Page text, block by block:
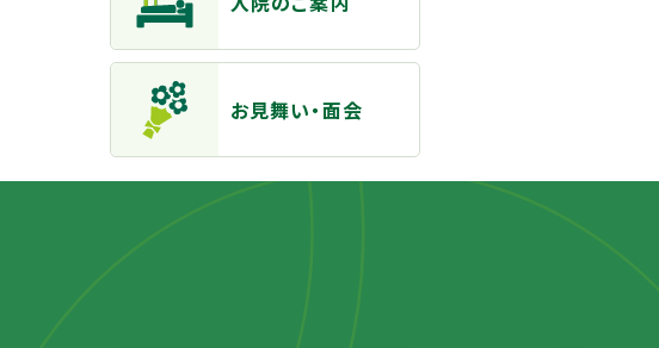
お見舞い・面会